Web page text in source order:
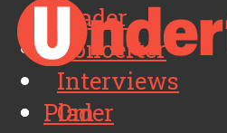
Plader
Koncerter
Interviews
Om
Plader